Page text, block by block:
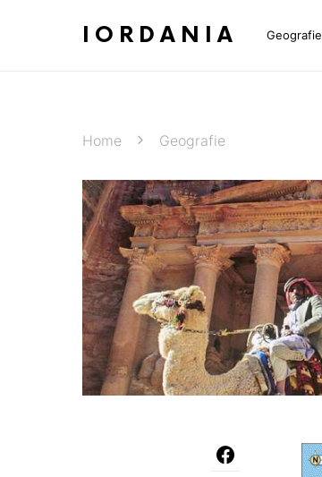
IORDANIA Geografie
Home Geografie